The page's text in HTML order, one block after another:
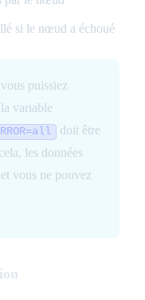
si le nœud a échoué
puissiez
variable
doit être
les données
vous ne pouvez